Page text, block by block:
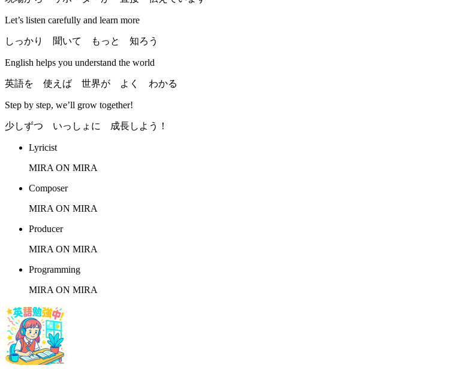
Let’s listen carefully and learn more
しっかり 聞いて もっと 知ろう
English helps you understand the world
英語を 使えば 世界が よく わかる
Step by step, we’ll grow together!
少しずつ いっしょに 成長しよう！
Lyricist
MIRA ON MIRA
Composer
MIRA ON MIRA
Producer
MIRA ON MIRA
Programming
MIRA ON MIRA